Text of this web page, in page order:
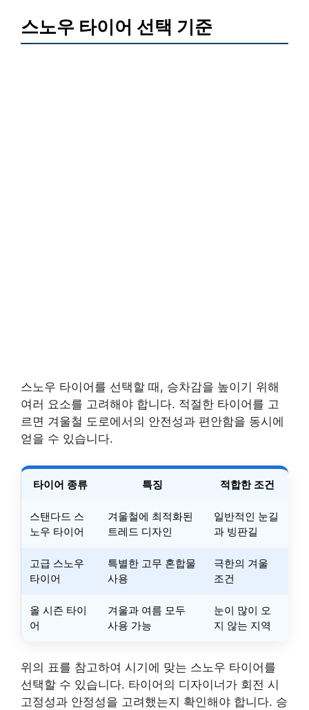
스노우 타이어 선택 기준
스노우 타이어를 선택할 때, 승차감을 높이기 위해
여러 요소를 고려해야 합니다. 적절한 타이어를 고
르면 겨울철 도로에서의 안전성과 편안함을 동시에
얻을 수 있습니다.
타이어 종류 특징 적합한 조건
스탠다드 스
노우 타이어
겨울철에 최적화된
트레드 디자인
일반적인 눈길
과 빙판길
고급 스노우
타이어
특별한 고무 혼합물
사용
극한의 겨울
조건
올 시즌 타이
어
겨울과 여름 모두
사용 가능
눈이 많이 오
지 않는 지역
위의 표를 참고하여 시기에 맞는 스노우 타이어를
선택할 수 있습니다. 타이어의 디자이너가 회전 시
고정성과 안정성을 고려했는지 확인해야 합니다. 승